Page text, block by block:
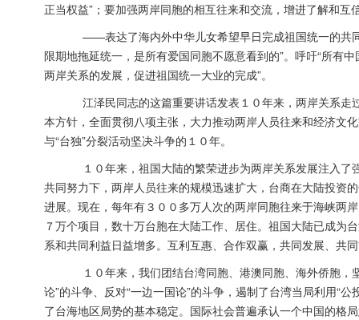
正当权益”；要加强两岸同胞的相互往来和交流，增进了解和
——表达了海内外中华儿女希望早日完成祖国统一的共同
限期地拖延统一，是所有爱国同胞不愿意看到的”。呼吁“所有
两岸关系的发展，促进祖国统一大业的完成”。
江泽民同志的这篇重要讲话发表１０年来，两岸关系走
本方针，全面贯彻八项主张，大力推动两岸人员往来和经济文
与“台独”分裂活动坚决斗争的１０年。
１０年来，祖国大陆的繁荣进步为两岸关系发展注入了
共同努力下，两岸人员往来的规模迅速扩大，台商在大陆投资
进展。现在，每年有３００多万人次的两岸同胞往来于海峡两
７万个项目，数十万台胞在大陆工作、居住。祖国大陆已成为
系和共同利益日益增多。互利互惠、合作双赢，共同发展、共
１０年来，我们团结台湾同胞、港澳同胞、海外侨胞，
论”的斗争、反对“一边一国论”的斗争，遏制了台湾当局利用“
了台海地区局势的基本稳定。国际社会普遍承认一个中国的格